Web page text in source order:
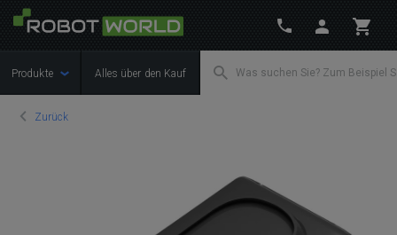
Produkte Alles über den Kauf
Zurück